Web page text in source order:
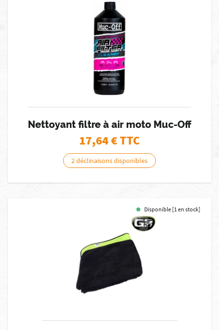
Nettoyant filtre à air moto Muc-Off
17,64€ TTC
2 déclinaisons disponibles
Disponible [1 en stock]